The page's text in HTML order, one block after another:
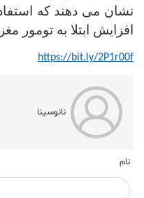
افزایش ابتلا به تومور مغزی را تا 40%
https://bit.ly/2P1r00f
نانوسینا
نام